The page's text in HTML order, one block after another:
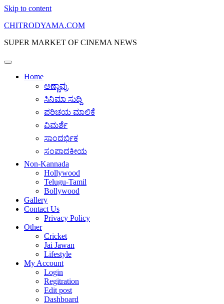
Skip to content
CHITRODYAMA.COM
SUPER MARKET OF CINEMA NEWS
Home
ಅಣ್ಣಾವ್ರು
ಸಿನಿಮಾ ಸುದ್ದಿ
ಪರಿಚಯ ಮಾಲಿಕೆ
ವಿಮರ್ಶೆ
ಸಾಂದರ್ಭಿಕ
ಸಂಪಾದಕೀಯ
Non-Kannada
Hollywood
Telugu-Tamil
Bollywood
Gallery
Contact Us
Privacy Policy
Other
Cricket
Jai Jawan
Lifestyle
My Account
Login
Regitration
Edit post
Dashboard